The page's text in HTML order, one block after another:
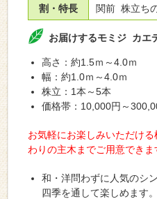
割・特長
関前 株立ち
お届けするモミジ カエ
高さ：約1.5ｍ～4.0ｍ
幅：約1.0ｍ～4.0ｍ
株立：1本～5本
価格帯：10,000円～
お気軽にお楽しみいただけ
わりの主木までご用意できま
和・洋問わずに人気のシ
四季を通して楽しめます